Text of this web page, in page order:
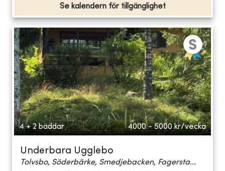
Se kalendern för tillgänglighet
4 + 2 bäddar 4000 - 5000 kr/vecka
Underbara Ugglebo
Tolvsbo, Söderbärke, Smedjebacken, Fagersta...